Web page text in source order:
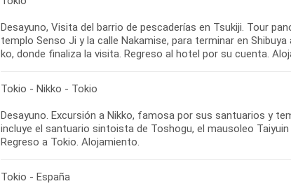
Desayuno, Visita del barrio de pescaderías en Tsukiji. Tour
templo Senso Ji y la calle Nakamise, para terminar en
ko, donde finaliza la visita. Regreso al hotel por su cuenta.
Tokio - Nikko - Tokio
Desayuno. Excursión a Nikko, famosa por sus santuarios y
incluye el santuario sintoista de Toshogu, el mausoleo
Regreso a Tokio. Alojamiento.
Tokio - España